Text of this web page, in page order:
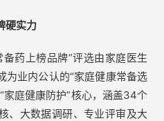
硬实力
药上榜品牌”评选由家庭医生
为业内公认的“家庭健康常备选
家庭健康防护”核心，涵盖34个
、大数据调研、专业评审及大